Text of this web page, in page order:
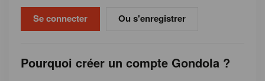
Ou s'enregistrer
Pourquoi créer un compte Gondola ?